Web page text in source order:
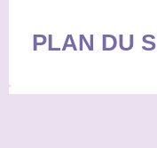
PLAN DU